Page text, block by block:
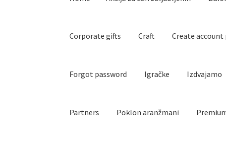
Corporate gifts Craft Create account
Forgot password Igračke Izdvajamo
Partners Poklon aranžmani